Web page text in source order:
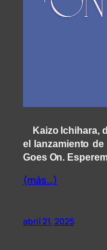
Kaizo Ichihara,
el lanzamiento
Goes On.
(más…)
abril 21, 2025